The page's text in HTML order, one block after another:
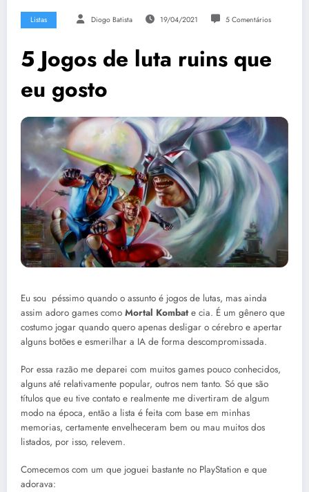
Listas Diogo Batista 19/04/2021 5 Comentários
5 Jogos de luta ruins que
eu gosto
Eu sou péssimo quando o assunto é jogos de lutas, mas ainda
assim adoro games como Mortal Kombate cia. É um gênero que
costumo jogar quando quero apenas desligar o cérebro e apertar
alguns botões e esmerilhar a IA de forma descompromissada.
Por essa razão me deparei com muitos games pouco conhecidos,
alguns até relativamente popular, outros nem tanto. Só que são
títulos que eu tive contato e realmente me divertiram de algum
modo na época, então a lista é feita com base em minhas
memorias, certamente envelheceram bem ou mau muitos dos
listados, por isso, relevem.
Comecemos com um que joguei bastante no PlayStation e que
adorava: